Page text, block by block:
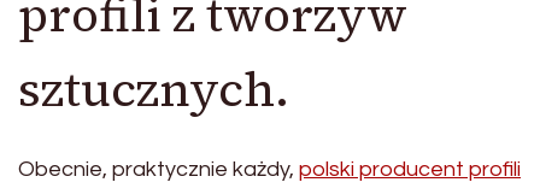
profili z tworzyw
sztucznych.
Obecnie, praktycznie każdy, polski producent profili